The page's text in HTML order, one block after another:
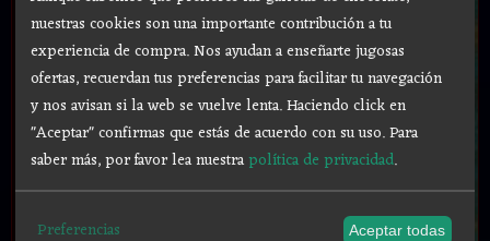
nuestras cookies son una importante contribución a tu
experiencia de compra. Nos ayudan a enseñarte jugosas
ofertas, recuerdan tus preferencias para facilitar tu navegación
y nos avisan si la web se vuelve lenta. Haciendo click en
"Aceptar" confirmas que estás de acuerdo con su uso.Para
saber más, por favor lea nuestrapolítica de privacidad.
Preferencias Aceptar todas